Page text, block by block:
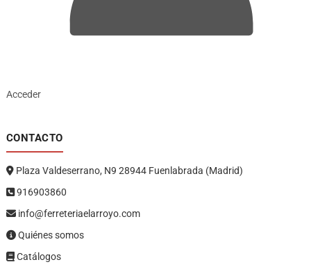
Acceder
CONTACTO
Plaza Valdeserrano, N9 28944 Fuenlabrada (Madrid)
916903860
info@ferreteriaelarroyo.com
Quiénes somos
Catálogos